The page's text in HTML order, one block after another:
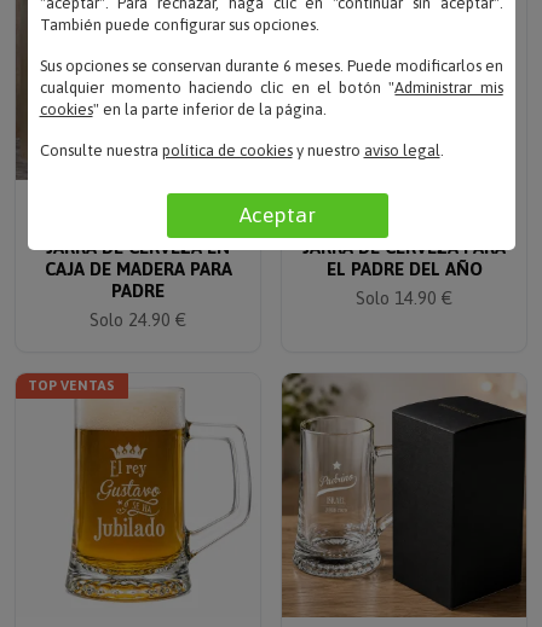
JARRA DE CERVEZA EN
CAJA DE MADERA PARA
PADRE
Solo 24.90 €
JARRA DE CERVEZA PARA
EL PADRE DEL AÑO
Solo 14.90 €
TOP VENTAS
También puede configurar sus opciones.
Sus opciones se conservan durante 6 meses. Puede modificarlos en
cualquier momento haciendo clic en el botón "Administrar mis
cookies" en la parte inferior de la página.
Consulte nuestra política de cookiesy nuestro aviso legal.
Aceptar